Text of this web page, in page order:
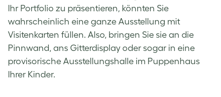
Ihr Portfolio zu präsentieren, könnten Sie
wahrscheinlich eine ganze Ausstellung mit
Visitenkarten füllen. Also, bringen Sie sie an die
Pinnwand, ans Gitterdisplay oder sogar in eine
provisorische Ausstellungshalle im Puppenhaus
Ihrer Kinder.